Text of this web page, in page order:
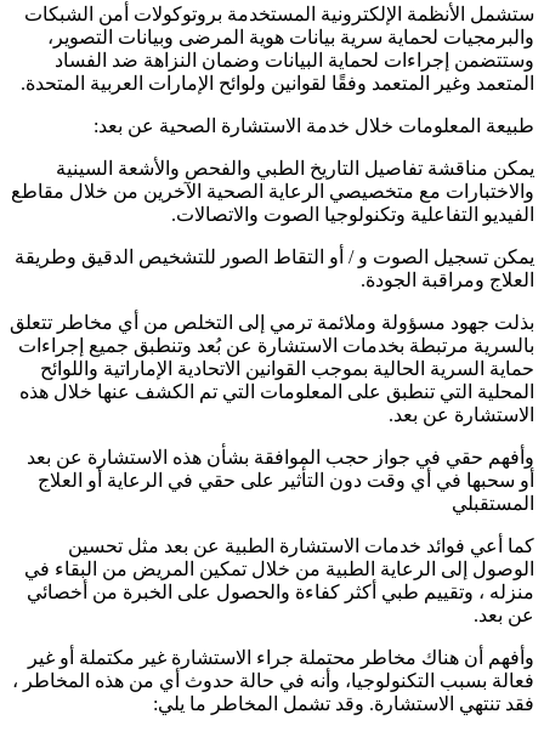
ستشمل الأنظمة الإلكترونية المستخدمة بروتوكولات أمن الشبكات
والبرمجيات لحماية سرية بيانات هوية المرضى وبيانات التصوير،
وستتضمن إجراءات لحماية البيانات وضمان النزاهة ضد الفساد
المتعمد وغير المتعمد وفقًا لقوانين ولوائح الإمارات العربية المتحدة.
طبيعة المعلومات خلال خدمة الاستشارة الصحية عن بعد:
يمكن مناقشة تفاصيل التاريخ الطبي والفحص والأشعة السينية
والاختبارات مع متخصيصي الرعاية الصحية الآخرين من خلال مقاطع
الفيديو التفاعلية وتكنولوجيا الصوت والاتصالات.
يمكن تسجيل الصوت و / أو التقاط الصور للتشخيص الدقيق وطريقة
العلاج ومراقبة الجودة.
بذلت جهود مسؤولة وملائمة ترمي إلى التخلص من أي مخاطر تتعلق
بالسرية مرتبطة بخدمات الاستشارة عن بُعد وتنطبق جميع إجراءات
حماية السرية الحالية بموجب القوانين الاتحادية الإماراتية واللوائح
المحلية التي تنطبق على المعلومات التي تم الكشف عنها خلال هذه
الاستشارة عن بعد.
وأفهم حقي في جواز حجب الموافقة بشأن هذه الاستشارة عن بعد
أو سحبها في أي وقت دون التأثير على حقي في الرعاية أو العلاج
المستقبلي
كما أعي فوائد خدمات الاستشارة الطبية عن بعد مثل تحسين
الوصول إلى الرعاية الطبية من خلال تمكين المريض من البقاء في
منزله ، وتقييم طبي أكثر كفاءة والحصول على الخبرة من أخصائي
عن بعد.
وأفهم أن هناك مخاطر محتملة جراء الاستشارة غير مكتملة أو غير
فعالة بسبب التكنولوجيا، وأنه في حالة حدوث أي من هذه المخاطر ،
فقد تنتهي الاستشارة. وقد تشمل المخاطر ما يلي: